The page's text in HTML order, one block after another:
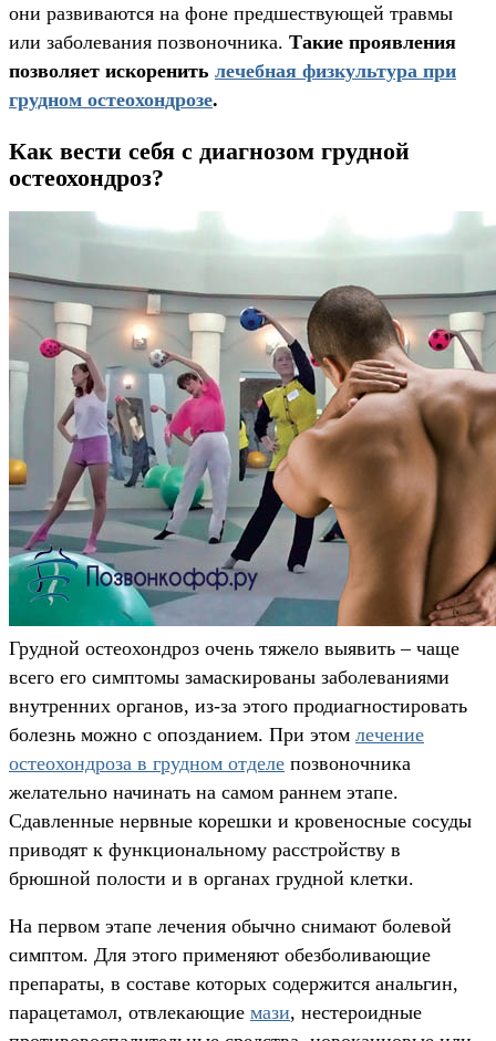
они развиваются на фоне предшествующей травмы
или заболевания позвоночника. Такие проявления
позволяет искоренить лечебная физкультура при
грудном остеохондрозе.
Как вести себя с диагнозом грудной
остеохондроз?
Грудной остеохондроз очень тяжело выявить – чаще
всего его симптомы замаскированы заболеваниями
внутренних органов, из-за этого продиагностировать
болезнь можно с опозданием. При этом лечение
остеохондроза в грудном отделе позвоночника
желательно начинать на самом раннем этапе.
Сдавленные нервные корешки и кровеносные сосуды
приводят к функциональному расстройству в
брюшной полости и в органах грудной клетки.
На первом этапе лечения обычно снимают болевой
симптом. Для этого применяют обезболивающие
препараты, в составе которых содержится анальгин,
парацетамол, отвлекающие мази, нестероидные